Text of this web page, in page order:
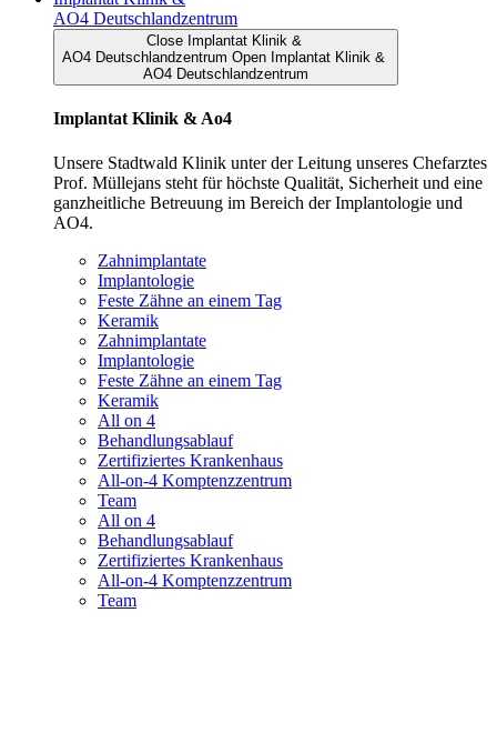
AO4 Deutschlandzentrum
Close Implantat Klinik &
AO4 Deutschlandzentrum Open Implantat Klinik &
AO4 Deutschlandzentrum
Implantat Klinik & Ao4
Unsere Stadtwald Klinik unter der Leitung unseres Chefarztes
Prof. Müllejans steht für höchste Qualität, Sicherheit und eine
ganzheitliche Betreuung im Bereich der Implantologie und
AO4.
Zahnimplantate
Implantologie
Feste Zähne an einem Tag
Keramik
Zahnimplantate
Implantologie
Feste Zähne an einem Tag
Keramik
All on 4
Behandlungsablauf
Zertifiziertes Krankenhaus
All-on-4 Komptenzzentrum
Team
All on 4
Behandlungsablauf
Zertifiziertes Krankenhaus
All-on-4 Komptenzzentrum
Team